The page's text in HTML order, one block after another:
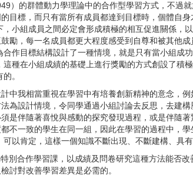
的群體動力學理論中的合作型學習方式，不過
目標，而只有當所有成員都達到目標時，個體自
小組成員之間必定會形成積極的相互促進關係
勵，每一名成員都更大程度感受到自尊和被其他
作目標結構設計了一種情境，就是只有當小組
種在小組成績的基礎上進行獎勵的方式創設了
。
我相當重視在學習中有培養創新精神的意念，
為設計情境，令同學通過小組討論去反思，去建
是伴隨著喜悅與感動的探究發現過程，或是伴隨
不一致的學生在同一組，因此在學習的過程中，
以肯定，這樣一個知識不斷出現、不斷建構、具
合作學習課，以成績及問卷研究這種方法能否改
討對改善學習差異是必需的。